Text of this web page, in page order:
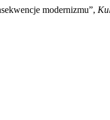
modernizmu”,